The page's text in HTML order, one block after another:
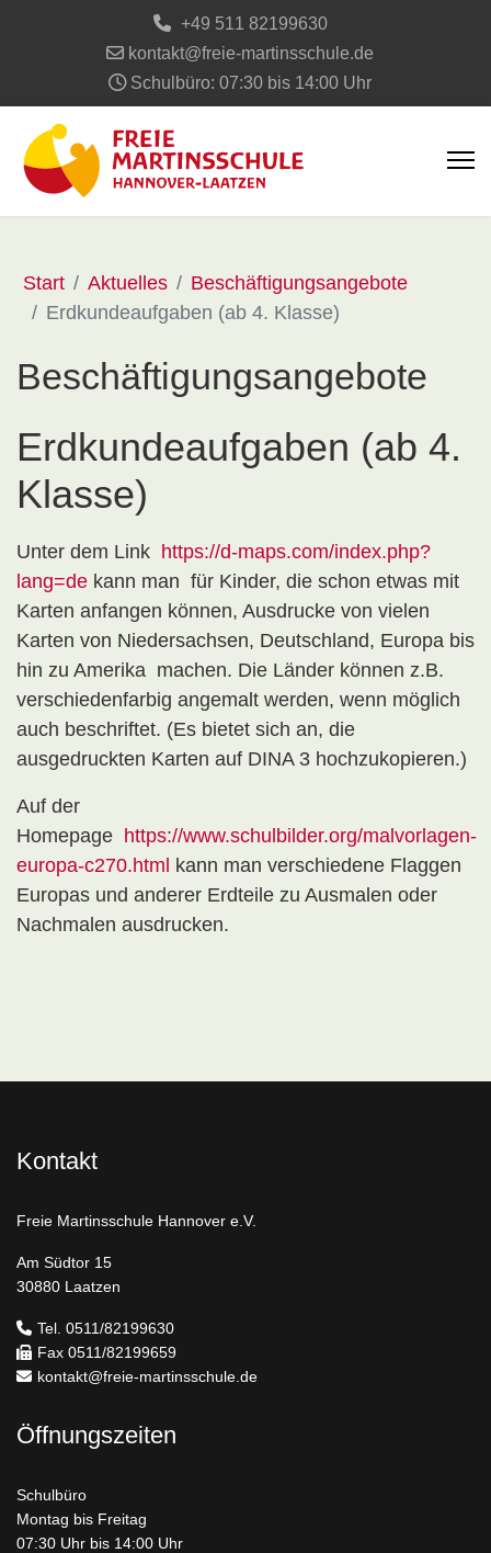
+49 511 82199630
kontakt@freie-martinsschule.de
Schulbüro: 07:30 bis 14:00 Uhr
Start Aktuelles
Beschäftigungsangebote
Erdkundeaufgaben (ab 4. Klasse)
Beschäftigungsangebote
Erdkundeaufgaben (ab 4.
Klasse)
Unter dem Link https://d-maps.com/index.php?
lang=de kann man für Kinder, die schon etwas mit
Karten anfangen können, Ausdrucke von vielen
Karten von Niedersachsen, Deutschland, Europa bis
hin zu Amerika machen. Die Länder können z.B.
verschiedenfarbig angemalt werden, wenn möglich
auch beschriftet. (Es bietet sich an, die
ausgedruckten Karten auf DINA 3 hochzukopieren.)
Auf der
Homepage https://www.schulbilder.org/malvorlagen-
europa-c270.html kann man verschiedene Flaggen
Europas und anderer Erdteile zu Ausmalen oder
Nachmalen ausdrucken.
Kontakt
Freie Martinsschule Hannover e.V.
Am Südtor 15
30880 Laatzen
Tel. 0511/82199630
Fax 0511/82199659
kontakt@freie-martinsschule.de
Öffnungszeiten
Schulbüro
Montag bis Freitag
07:30 Uhr bis 14:00 Uhr